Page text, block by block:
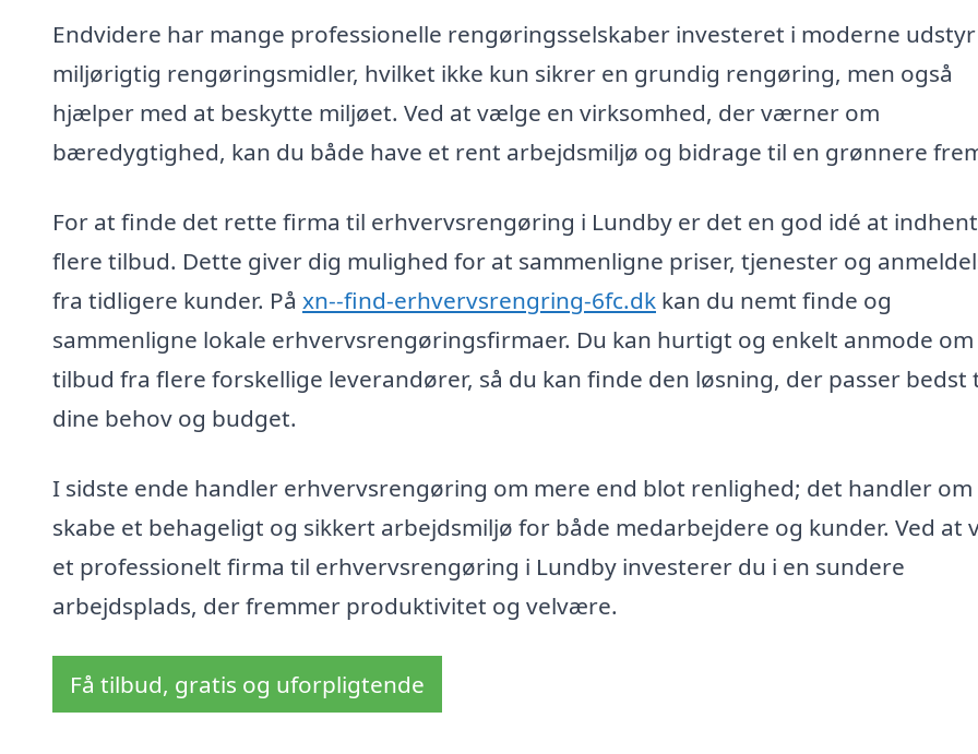
Endvidere har mange professionelle rengøringsselskaber investeret i moderne
miljørigtig rengøringsmidler, hvilket ikke kun sikrer en grundig rengøring, men også
hjælper med at beskytte miljøet. Ved at vælge en virksomhed, der værner om
bæredygtighed, kan du både have et rent arbejdsmiljø og bidrage til en grønnere
For at finde det rette firma til erhvervsrengøring i Lundby er det en god idé at
flere tilbud. Dette giver dig mulighed for at sammenligne priser, tjenester og
fra tidligere kunder. På xn--find-erhvervsrengring-6fc.dk kan du nemt finde og
sammenligne lokale erhvervsrengøringsfirmaer. Du kan hurtigt og enkelt anmode om
tilbud fra flere forskellige leverandører, så du kan finde den løsning, der passer bedst
dine behov og budget.
I sidste ende handler erhvervsrengøring om mere end blot renlighed; det handler om
skabe et behageligt og sikkert arbejdsmiljø for både medarbejdere og kunder. Ved at
et professionelt firma til erhvervsrengøring i Lundby investerer du i en sundere
arbejdsplads, der fremmer produktivitet og velvære.
Få tilbud, gratis og uforpligtende